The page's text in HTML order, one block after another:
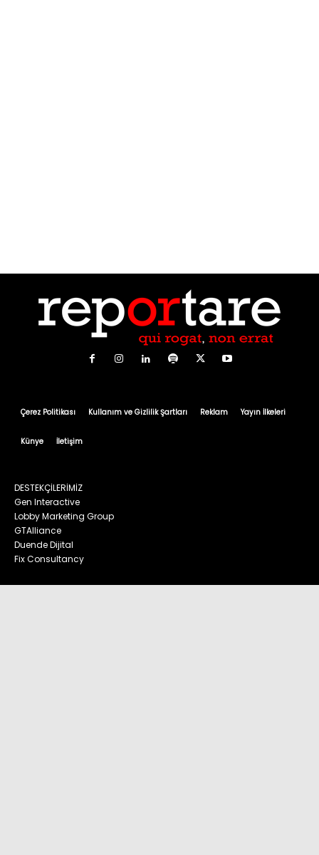
Çerez Politikası Kullanım ve Gizlilik Şartları Reklam Yayın İlkeleri
Künye İletişim
DESTEKÇİLERİMİZ
Gen Interactive
Lobby Marketing Group
GTAlliance
Duende Dijital
Fix Consultancy